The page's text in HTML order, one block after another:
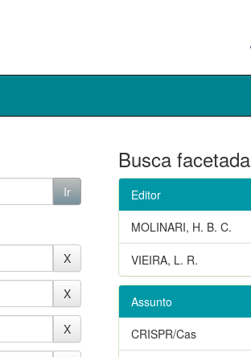
Busca facetada
Editor
MOLINARI, H. B. C.
VIEIRA, L. R.
Assunto
CRISPR/Cas